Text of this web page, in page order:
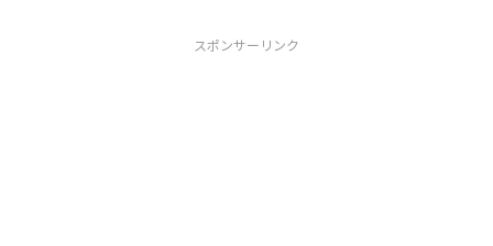
スポンサーリンク